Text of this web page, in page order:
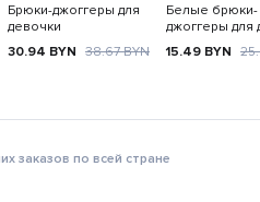
Брюки-джоггеры для
девочки
30.94 BYN 38.67BYN
Белые брюки-
джоггеры для
15.49 BYN
заказов по всей стране